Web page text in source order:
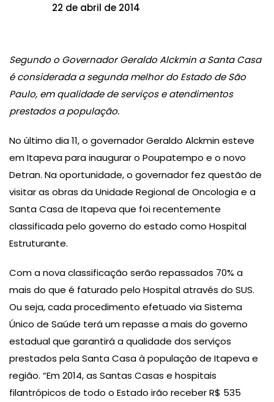
22 de abril de 2014
Segundo o Governador Geraldo Alckmin a Santa Casa
é considerada a segunda melhor do Estado de São
Paulo, em qualidade de serviços e atendimentos
prestados a população.
No último dia 11, o governador Geraldo Alckmin esteve
em Itapeva para inaugurar o Poupatempo e o novo
Detran. Na oportunidade, o governador fez questão de
visitar as obras da Unidade Regional de Oncologia e a
Santa Casa de Itapeva que foi recentemente
classificada pelo governo do estado como Hospital
Estruturante.
Com a nova classificação serão repassados 70% a
mais do que é faturado pelo Hospital através do SUS.
Ou seja, cada procedimento efetuado via Sistema
Único de Saúde terá um repasse a mais do governo
estadual que garantirá a qualidade dos serviços
prestados pela Santa Casa à população de Itapeva e
região. “Em 2014, as Santas Casas e hospitais
filantrópicos de todo o Estado irão receber R$ 535